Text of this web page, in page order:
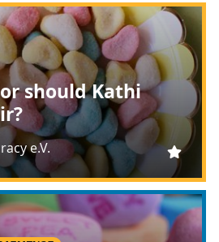
should Kathi
e.V.